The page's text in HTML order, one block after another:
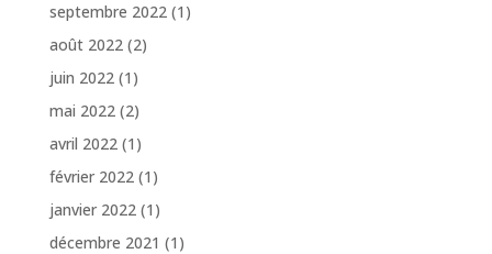
septembre 2022(1)
août 2022(2)
juin 2022(1)
mai 2022(2)
avril 2022(1)
février 2022(1)
janvier 2022(1)
décembre 2021 (1)